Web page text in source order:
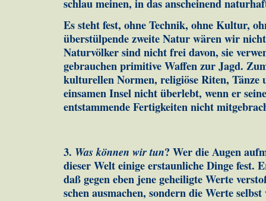
schlau mei­nen, in das anscheinend
Es steht fest, ohne Technik, ohne Kultur,
überstülpende zweite Natur wären wir
Na­tur­völker sind nicht frei davon, sie
gebrauchen primitive Waf­fen zur Jagd.
kulturellen Normen, reli­giöse Riten, Tänze
einsamen Insel nicht überlebt, wenn er
entstammende Fertigkeiten nicht
3. Was können wir tun? Wer die Augen
die­ser Welt ei­ni­ge erstaunliche Dinge fest.
daß gegen eben jene ge­heiligte Werte
schen ausmachen, sondern die Werte